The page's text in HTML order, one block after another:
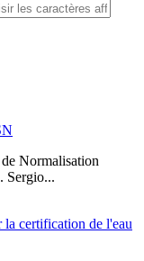
Normalisation
Sergio...
la certification de l'eau